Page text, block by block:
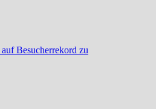
Besucherrekord zu